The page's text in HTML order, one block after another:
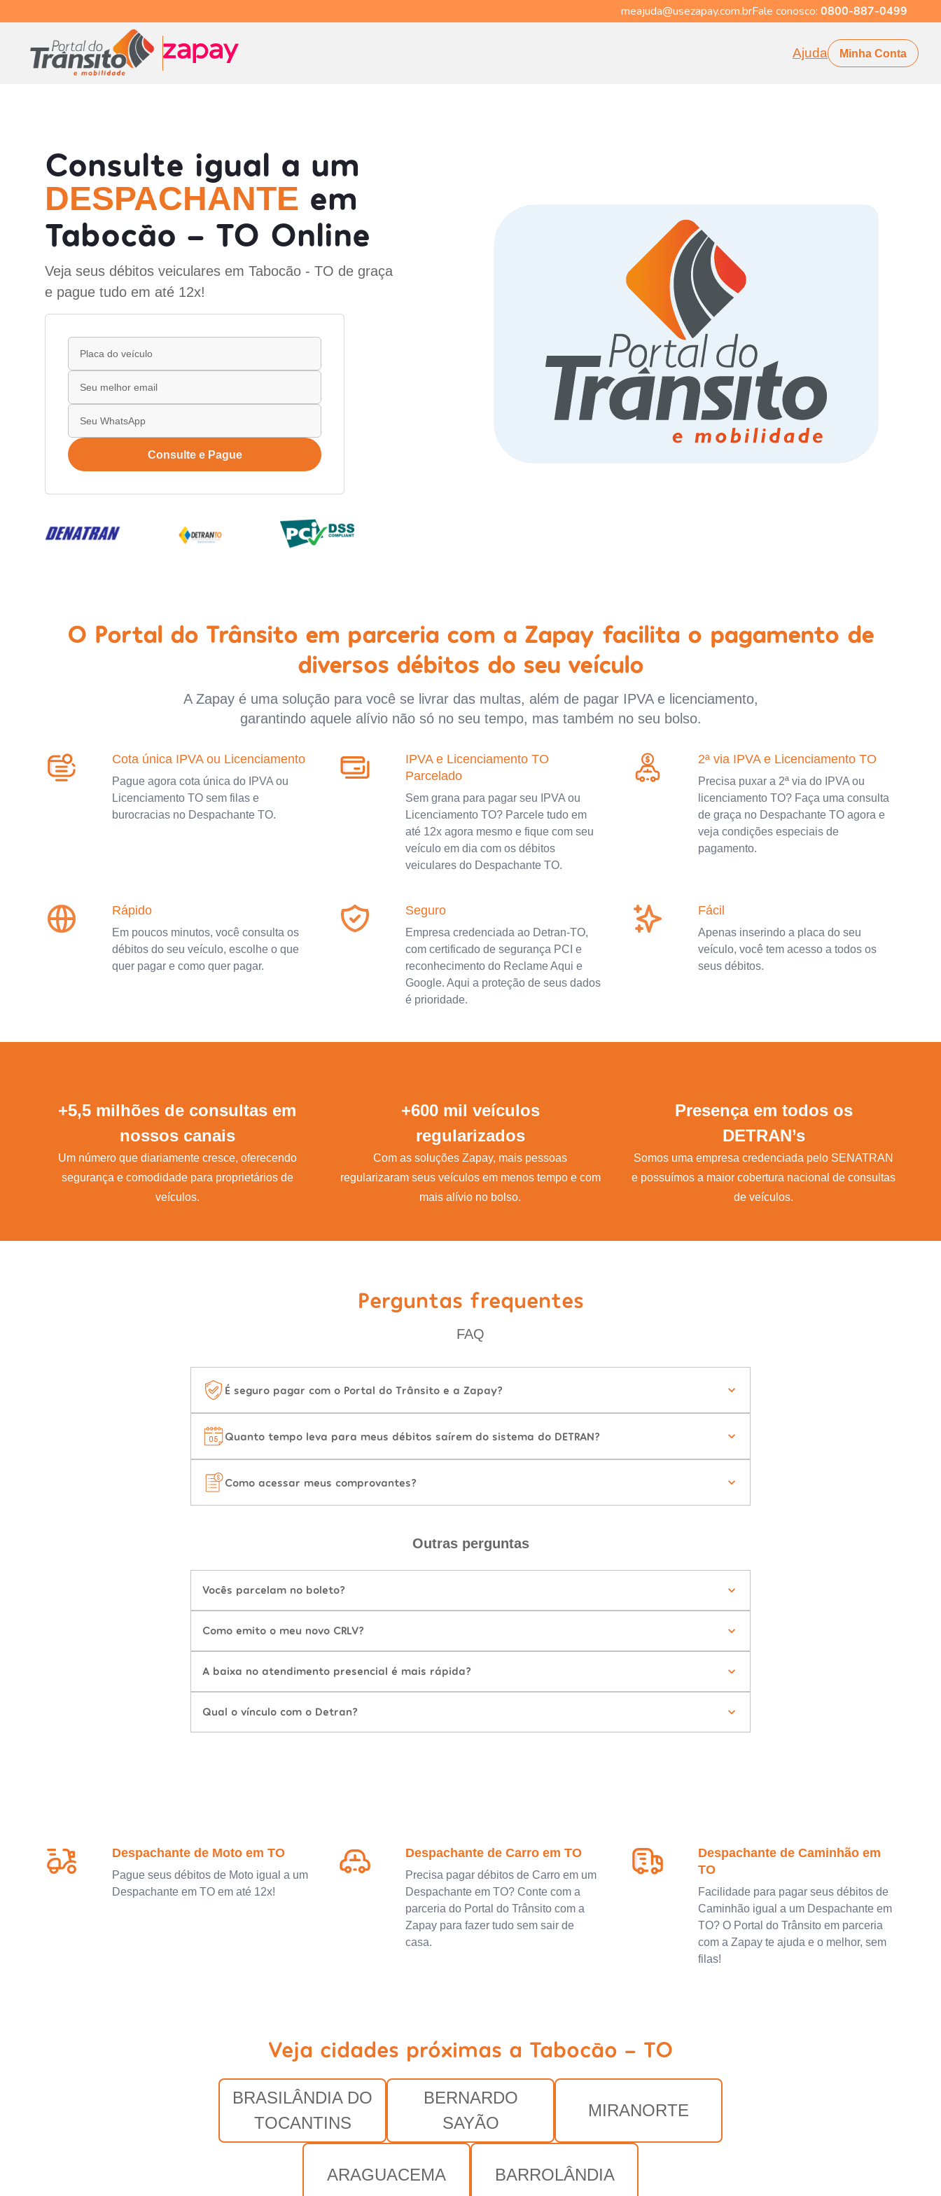
meajuda@usezapay.com.brFale conosco: 0800-887-0499
Ajuda Minha Conta
Consulte igual a um
DESPACHANTE em
Tabocão - TO Online
Veja seus débitos veiculares em Tabocão - TO de graça
e pague tudo em até 12x!
Consulte e Pague
O Portal do Trânsito em parceria com a Zapay facilita o pagamento de
diversos débitos do seu veículo
A Zapay é uma solução para você se livrar das multas, além de pagar IPVA e licenciamento,
garantindo aquele alívio não só no seu tempo, mas também no seu bolso.
Cota única IPVA ou Licenciamento
Pague agora cota única do IPVA ou
Licenciamento TO sem filas e
burocracias no Despachante TO.
IPVA e Licenciamento TO
Parcelado
Sem grana para pagar seu IPVA ou
Licenciamento TO? Parcele tudo em
até 12x agora mesmo e fique com seu
veículo em dia com os débitos
veiculares do Despachante TO.
2ª via IPVA e Licenciamento TO
Precisa puxar a 2ª via do IPVA ou
licenciamento TO? Faça uma consulta
de graça no Despachante TO agora e
veja condições especiais de
pagamento.
Rápido
Em poucos minutos, você consulta os
débitos do seu veículo, escolhe o que
quer pagar e como quer pagar.
Seguro
Empresa credenciada ao Detran-TO,
com certificado de segurança PCI e
reconhecimento do Reclame Aqui e
Google. Aqui a proteção de seus dados
é prioridade.
Fácil
Apenas inserindo a placa do seu
veículo, você tem acesso a todos os
seus débitos.
+5,5 milhões de consultas em
nossos canais
Um número que diariamente cresce, oferecendo
segurança e comodidade para proprietários de
veículos.
+600 mil veículos
regularizados
Com as soluções Zapay, mais pessoas
regularizaram seus veículos em menos tempo e com
mais alívio no bolso.
Presença em todos os
DETRAN’s
Somos uma empresa credenciada pelo SENATRAN
e possuímos a maior cobertura nacional de consultas
de veículos.
Perguntas frequentes
FAQ
É seguro pagar com o Portal do Trânsito e a Zapay?
Quanto tempo leva para meus débitos saírem do sistema do DETRAN?
Como acessar meus comprovantes?
Outras perguntas
Vocês parcelam no boleto?
Como emito o meu novo CRLV?
A baixa no atendimento presencial é mais rápida?
Qual o vínculo com o Detran?
Despachante de Moto em TO
Pague seus débitos de Moto igual a um
Despachante em TO em até 12x!
Despachante de Carro em TO
Precisa pagar débitos de Carro em um
Despachante em TO? Conte com a
parceria do Portal do Trânsito com a
Zapay para fazer tudo sem sair de
casa.
Despachante de Caminhão em
TO
Facilidade para pagar seus débitos de
Caminhão igual a um Despachante em
TO? O Portal do Trânsito em parceria
com a Zapay te ajuda e o melhor, sem
filas!
Veja cidades próximas a Tabocão - TO
BRASILÂNDIA DO
TOCANTINS
BERNARDO
SAYÃO
MIRANORTE
ARAGUACEMA BARROLÂNDIA